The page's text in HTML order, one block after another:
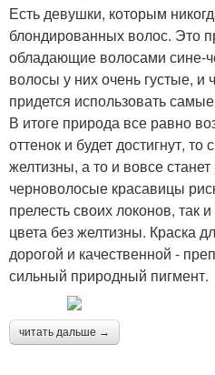
Есть девушки, которым
блондированных волос. Это
обладающие волосами сине-
волосы у них очень густые, и
придется использовать
В итоге природа все равно
оттенок и будет достигнут,
желтизны, а то и вовсе
черноволосые красавицы
прелесть своих локонов, так
цвета без желтизны. Краска
дорогой и качественной -
сильный природный пигмент.
читать дальше →